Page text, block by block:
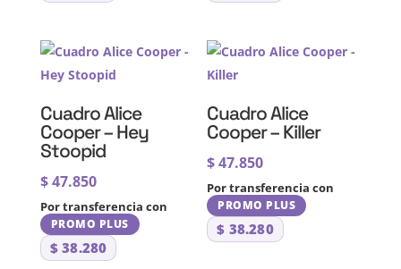
Cuadro Alice
Cooper – Hey
Stoopid
$47.850
Por transferencia con
PROMO PLUS
$ 38.280
Cuadro Alice
Cooper – Killer
$47.850
Por transferencia con
PROMO PLUS
$ 38.280